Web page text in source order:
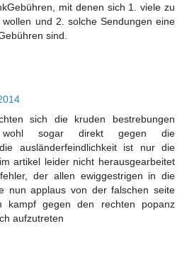
mit denen sich 1. viele zu
und 2. solche Sendungen eine
sind.
sich die kruden bestrebungen
wohl sogar direkt gegen die
ausländerfeindlichkeit ist nur die
artikel leider nicht herausgearbeitet
der allen ewiggestrigen in die
nun applaus von der falschen seite
kampf gegen den rechten popanz
aufzutreten